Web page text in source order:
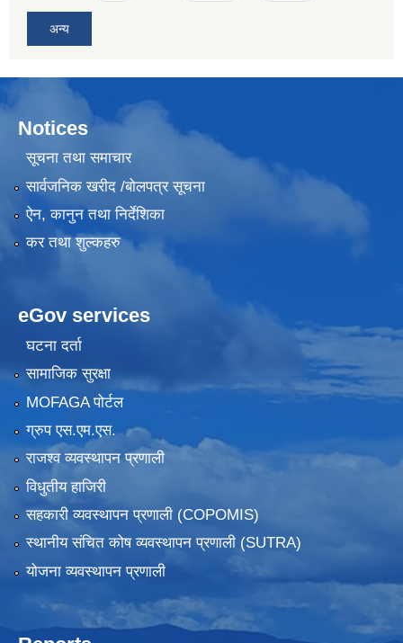
अन्य
Notices
सूचना तथा समाचार
सार्वजनिक खरीद /बोलपत्र सूचना
ऐन, कानुन तथा निर्देशिका
कर तथा शुल्कहरु
eGov services
घटना दर्ता
सामाजिक सुरक्षा
MOFAGA पोर्टल
ग्रुप एस.एम.एस.
राजश्व व्यवस्थापन प्रणाली
विधुतीय हाजिरी
सहकारी व्यवस्थापन प्रणाली (COPOMIS)
स्थानीय संचित कोष व्यवस्थापन प्रणाली (SUTRA)
योजना व्यवस्थापन प्रणाली